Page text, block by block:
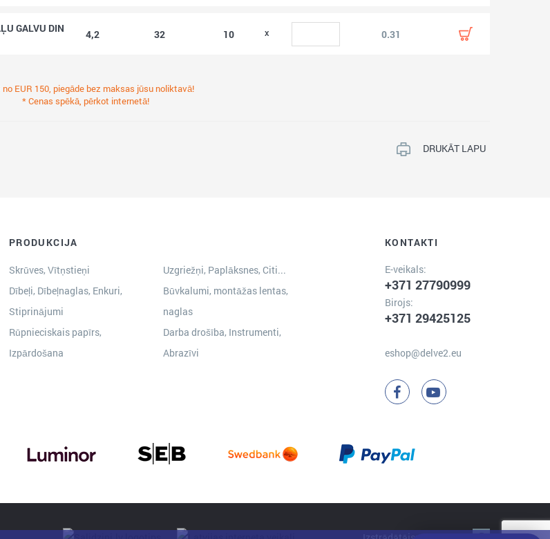
GALVU DIN
4,2 32 10 0.31
EUR 150, piegāde bez maksas jūsu noliktavā!
* Cenas spēkā, pērkot internetā!
DRUKĀT LAPU
PRODUKCIJA
Skrūves, Vītņstieņi
Uzgriežņi, Paplāksnes, Citi...
Dībeļi, Dībeļnaglas, Enkuri,
Stiprinājumi
Būvkalumi, montāžas lentas,
naglas
Rūpnieciskais papīrs,
Izpārdošana
Darba drošība, Instrumenti,
Abrazīvi
KONTAKTI
E-veikals:
+371 27790999
Birojs:
+371 29425125
eshop@delve2.eu